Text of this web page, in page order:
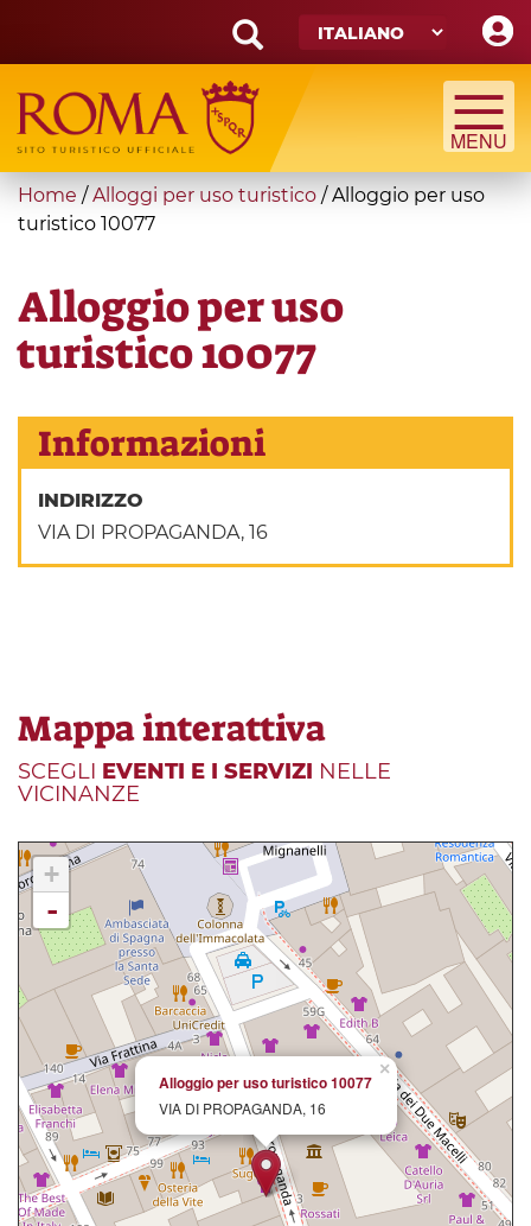
main
content
Search
form
Cerca
You
are
Home / Alloggi per uso turistico /Alloggio per uso
turistico 10077
Alloggio per uso
turistico 10077
Informazioni
INDIRIZZO
VIA DI PROPAGANDA, 16
Mappa interattiva
SCEGLI EVENTI E I SERVIZI NELLE
VICINANZE
×
Alloggio per uso turistico 10077
VIA DI PROPAGANDA, 16
+
-